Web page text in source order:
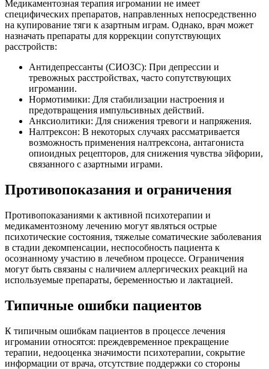
Медикаментозная терапия игромании не имеет
специфических препаратов, направленных непосредственно
на купирование тяги к азартным играм. Однако, врач может
назначать препараты для коррекции сопутствующих
расстройств:
Антидепрессанты (СИОЗС): При депрессии и
тревожных расстройствах, часто сопутствующих
игромании.
Нормотимики: Для стабилизации настроения и
предотвращения импульсивных действий.
Анксиолитики: Для снижения тревоги и напряжения.
Налтрексон: В некоторых случаях рассматривается
возможность применения налтрексона, антагониста
опиоидных рецепторов, для снижения чувства эйфории,
связанного с азартными играми.
Противопоказания и ограничения
Противопоказаниями к активной психотерапии и
медикаментозному лечению могут являться острые
психотические состояния, тяжелые соматические заболевания
в стадии декомпенсации, неспособность пациента к
осознанному участию в лечебном процессе. Ограничения
могут быть связаны с наличием аллергических реакций на
используемые препараты, беременностью и лактацией.
Типичные ошибки пациентов
К типичным ошибкам пациентов в процессе лечения
игромании относятся: преждевременное прекращение
терапии, недооценка значимости психотерапии, сокрытие
информации от врача, отсутствие поддержки со стороны